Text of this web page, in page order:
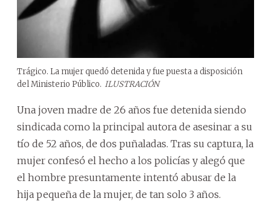
Trágico. La mujer quedó detenida y fue puesta a disposición
del Ministerio Público. ILUSTRACIÓN
Una joven madre de 26 años fue detenida siendo
sindicada como la principal autora de asesinar a su
tío de 52 años, de dos puñaladas. Tras su captura, la
mujer confesó el hecho a los policías y alegó que
el hombre presuntamente intentó abusar de la
hija pequeña de la mujer, de tan solo 3 años.